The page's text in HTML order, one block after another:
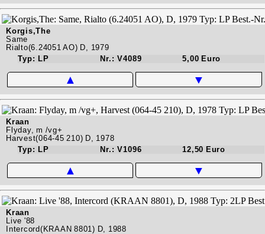
Korgis,The
Same
Rialto(6.24051 AO) D, 1979
Typ: LP
Nr.: V4089 5,00 Euro
▲ ▼
Kraan
Flyday, m /vg+
Harvest(064-45 210) D, 1978
Typ: LP
Nr.: V1096 12,50 Euro
▲ ▼
Kraan
Live '88
Intercord(KRAAN 8801) D, 1988